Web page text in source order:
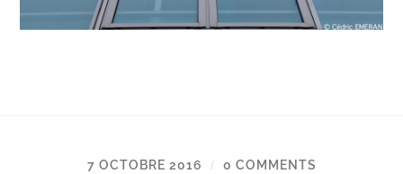
7 OCTOBRE 2016 / 0 COMMENTS